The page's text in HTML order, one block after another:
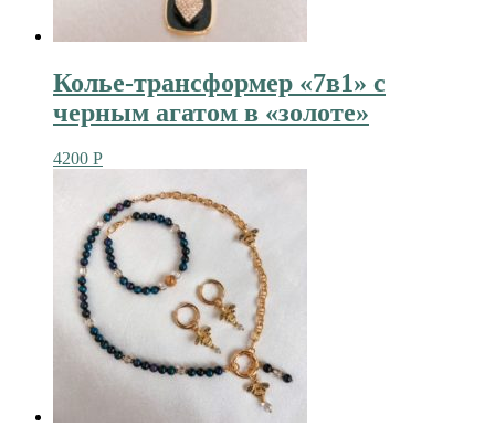
Колье-трансформер «7в1» с
черным агатом в «золоте»
4200 Р